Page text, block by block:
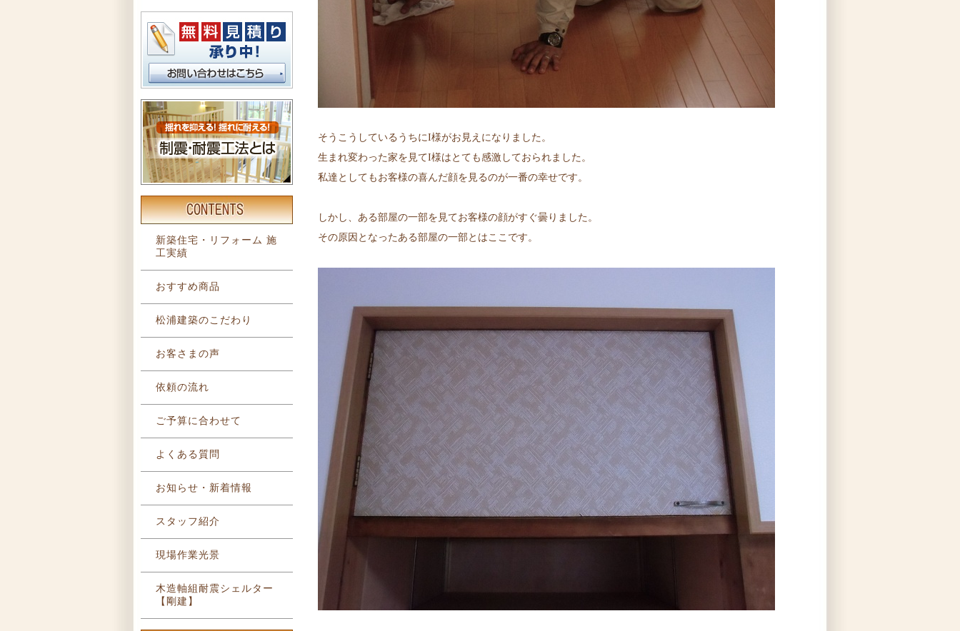
そうこうしているうちにI様がお見えになりました。
生まれ変わった家を見てI様はとても感激しておられました。
私達としてもお客様の喜んだ顔を見るのが一番の幸せです。
しかし、ある部屋の一部を見てお客様の顔がすぐ曇りました。
その原因となったある部屋の一部とはここです。
新築住宅・リフォーム 施
工実績
おすすめ商品
松浦建築のこだわり
お客さまの声
依頼の流れ
ご予算に合わせて
よくある質問
お知らせ・新着情報
スタッフ紹介
現場作業光景
木造軸組耐震シェルター
【剛建】